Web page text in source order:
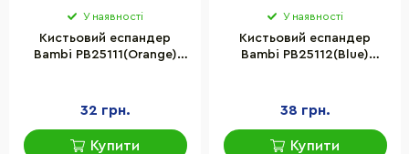
У наявності
Кистьовий еспандер
Bambi PB25111(Orange)
32 грн.
Купити
У наявності
Кистьовий еспандер
Bambi PB25112(Blue)
38 грн.
Купити